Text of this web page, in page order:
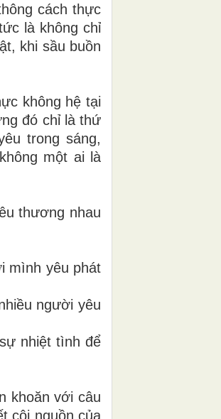
cách thực
là không chỉ
khi sầu buồn
không hệ tại
đó chỉ là thứ
trong sáng,
một ai là
thương nhau
mình yêu phát
người yêu
nhiệt tình để
khoăn với câu
cội nguồn của